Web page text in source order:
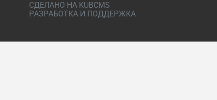
СДЕЛАНО НА KUBCMS
РАЗРАБОТКА И ПОДДЕРЖКА